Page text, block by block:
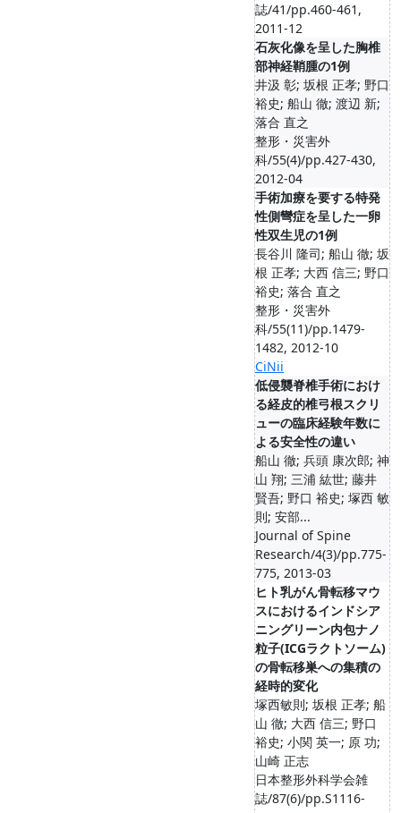
誌/41/pp.460-461,
2011-12
石灰化像を呈した胸椎
部神経鞘腫の1例
井汲 彰; 坂根 正孝; 野口
裕史; 船山 徹; 渡辺 新;
落合 直之
整形・災害外
科/55(4)/pp.427-430,
2012-04
手術加療を要する特発
性側彎症を呈した一卵
性双生児の1例
長谷川 隆司; 船山 徹; 坂
根 正孝; 大西 信三; 野口
裕史; 落合 直之
整形・災害外
科/55(11)/pp.1479-
1482, 2012-10
CiNii
低侵襲脊椎手術におけ
る経皮的椎弓根スクリ
ューの臨床経験年数に
よる安全性の違い
船山 徹; 兵頭 康次郎; 神
山 翔; 三浦 紘世; 藤井
賢吾; 野口 裕史; 塚西 敏
則; 安部...
Journal of Spine
Research/4(3)/pp.775-
775, 2013-03
ヒト乳がん骨転移マウ
スにおけるインドシア
ニングリーン内包ナノ
粒子(ICGラクトソーム)
の骨転移巣への集積の
経時的変化
塚西敏則; 坂根 正孝; 船
山 徹; 大西 信三; 野口
裕史; 小関 英一; 原 功;
山崎 正志
日本整形外科学会雑
誌/87(6)/pp.S1116-